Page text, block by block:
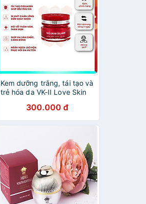
Kem dưỡng trắng, tái tạo và
trẻ hóa da VK-II Love Skin
300.000 đ